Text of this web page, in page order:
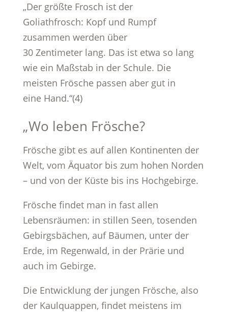
„Der größte Frosch ist der
Goliathfrosch: Kopf und Rumpf
zusammen werden über
30 Zentimeter lang. Das ist etwa so lang
wie ein Maßstab in der Schule. Die
meisten Frösche passen aber gut in
eine Hand.“(4)
„Wo leben Frösche?
Frösche gibt es auf allen Kontinenten der
Welt, vom Äquator bis zum hohen Norden
– und von der Küste bis ins Hochgebirge.
Frösche findet man in fast allen
Lebensräumen: in stillen Seen, tosenden
Gebirgsbächen, auf Bäumen, unter der
Erde, im Regenwald, in der Prärie und
auch im Gebirge.
Die Entwicklung der jungen Frösche, also
der Kaulquappen, findet meistens im